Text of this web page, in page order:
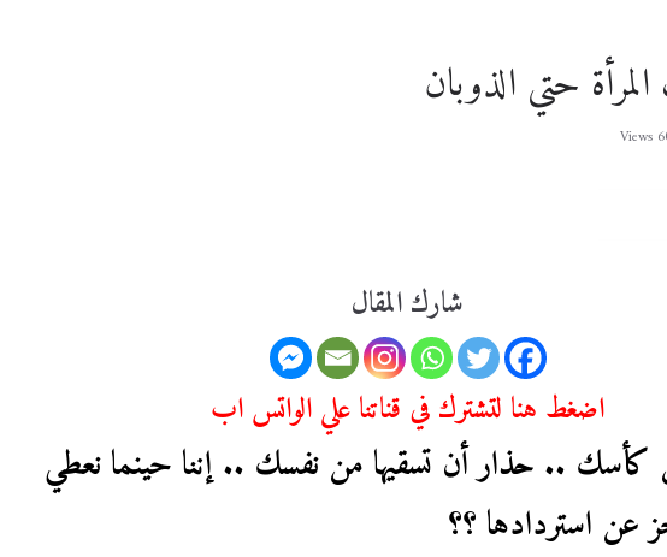
حتي الذوبان
شارك المقال
اضغط هنا لتشترك في قناتنا علي الواتس اب
.. حذار أن تسقيها من نفسك .. إننا حينما نعطي
عن استردادها ؟؟